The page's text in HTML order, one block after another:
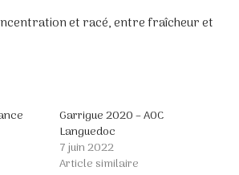
et racé, entre fraîcheur et
Garrigue 2020 – AOC
Languedoc
7 juin 2022
Article similaire